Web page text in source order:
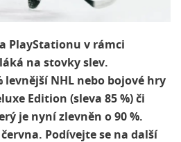
PlayStationu v rámci
na stovky slev.
levnější NHL nebo bojové hry
Edition (sleva 85 %) či
je nyní zlevněn o 90 %.
Podívejte se na další